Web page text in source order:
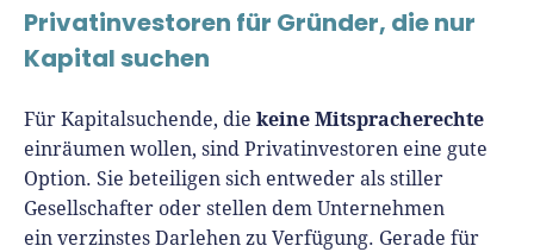
Privatinvestoren für Gründer, die nur
Kapital suchen
Für Kapitalsuchende, die keine Mitspracherechte
einräumen wollen, sind Privatinvestoren eine gute
Option. Sie beteiligen sich entweder als stiller
Gesellschafter oder stellen dem Unternehmen
ein verzinstes Darlehen zu Verfügung. Gerade für